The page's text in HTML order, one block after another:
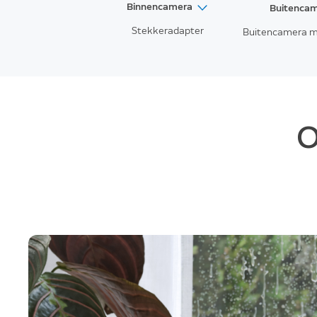
Binnencamera
Binnencamera (2de generatie)
Stekkeradapter
Outdoor
Buitencamera